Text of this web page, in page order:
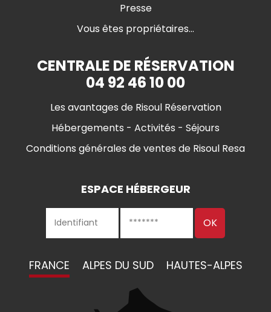
Presse
Vous êtes propriétaires...
CENTRALE DE RÉSERVATION
04 92 46 10 00
Les avantages de Risoul Réservation
Hébergements - Activités - Séjours
Conditions générales de ventes de Risoul Resa
ESPACE HÉBERGEUR
FRANCE ALPES DU SUD HAUTES-ALPES